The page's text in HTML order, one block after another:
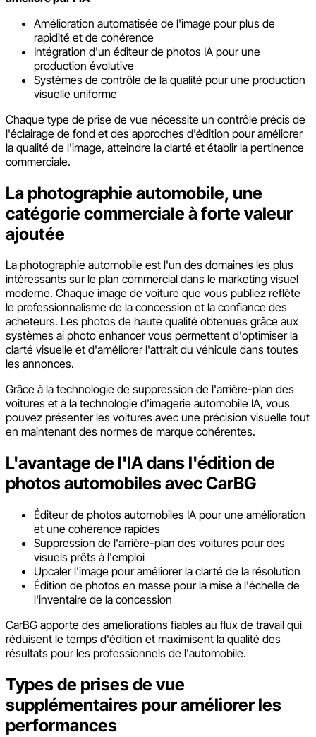
Amélioration automatisée de l'image pour plus de
rapidité et de cohérence
Intégration d'un éditeur de photos IA pour une
production évolutive
Systèmes de contrôle de la qualité pour une production
visuelle uniforme
Chaque type de prise de vue nécessite un contrôle précis de
l'éclairage de fond et des approches d'édition pour améliorer
la qualité de l'image, atteindre la clarté et établir la pertinence
commerciale.
La photographie automobile, une
catégorie commerciale à forte valeur
ajoutée
La photographie automobile est l'un des domaines les plus
intéressants sur le plan commercial dans le marketing visuel
moderne. Chaque image de voiture que vous publiez reflète
le professionnalisme de la concession et la confiance des
acheteurs. Les photos de haute qualité obtenues grâce aux
systèmes ai photo enhancer vous permettent d'optimiser la
clarté visuelle et d'améliorer l'attrait du véhicule dans toutes
les annonces.
Grâce à la technologie de suppression de l'arrière-plan des
voitures et à la technologie d'imagerie automobile IA, vous
pouvez présenter les voitures avec une précision visuelle tout
en maintenant des normes de marque cohérentes.
L'avantage de l'IA dans l'édition de
photos automobiles avec CarBG
Éditeur de photos automobiles IA pour une amélioration
et une cohérence rapides
Suppression de l'arrière-plan des voitures pour des
visuels prêts à l'emploi
Upcaler l'image pour améliorer la clarté de la résolution
Édition de photos en masse pour la mise à l'échelle de
l'inventaire de la concession
CarBG apporte des améliorations fiables au flux de travail qui
réduisent le temps d'édition et maximisent la qualité des
résultats pour les professionnels de l'automobile.
Types de prises de vue
supplémentaires pour améliorer les
performances